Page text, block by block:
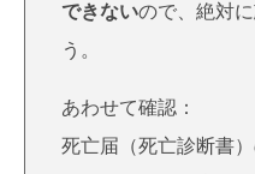
できないので、絶対
う。
あわせて確認：
死亡届（死亡診断書